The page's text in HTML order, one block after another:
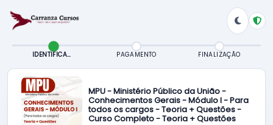
IDENTIFICAÇÃO PAGAMENTO FINALIZAÇÃO
MPU - Ministério Público da União -
Conhecimentos Gerais - Módulo I - Para
todos os cargos - Teoria + Questões -
Curso Completo - Teoria + Questões